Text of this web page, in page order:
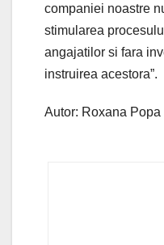
companiei noastre
stimularea
angajatilor si fara
instruirea acestora”.
Autor: Roxana Popa